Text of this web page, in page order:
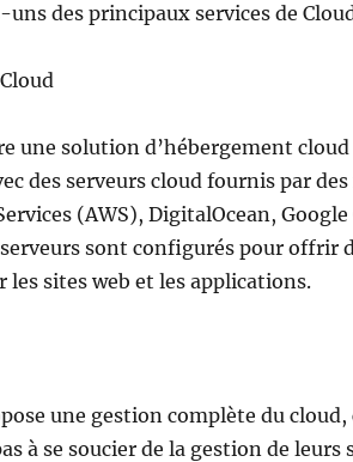
des principaux services de
une solution d’hébergement cloud
des serveurs cloud fournis par
(AWS), DigitalOcean,
sont configurés pour offrir
les sites web et les applications.
une gestion complète du
à se soucier de la gestion de leurs